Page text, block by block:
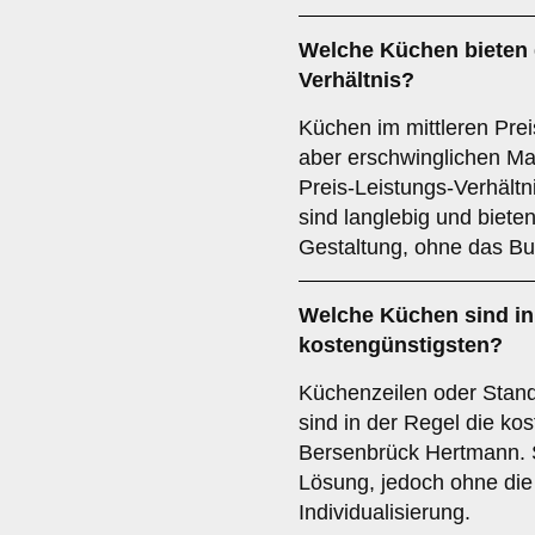
Welche Küchen
Verhältnis?
Küchen im mittleren
aber erschwinglichen
Preis-Leistungs-
sind langlebig und
Gestaltung, ohne das
Welche Küchen sind
kostengünstigsten?
Küchenzeilen oder
sind in der Regel die
Bersenbrück
Lösung, jedoch ohne
Individualisierung.